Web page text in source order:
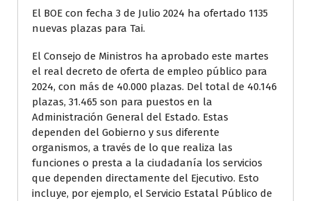
El BOE con fecha 3 de Julio 2024 ha ofertado 1135
nuevas plazas para Tai.
El Consejo de Ministros ha aprobado este martes
el real decreto de oferta de empleo público para
2024, con más de 40.000 plazas. Del total de 40.146
plazas, 31.465 son para puestos en la
Administración General del Estado. Estas
dependen del Gobierno y sus diferente
organismos, a través de lo que realiza las
funciones o presta a la ciudadanía los servicios
que dependen directamente del Ejecutivo. Esto
incluye, por ejemplo, el Servicio Estatal Público de